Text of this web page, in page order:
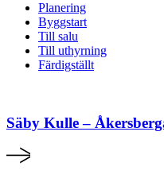
Planering
Byggstart
Till salu
Till uthyrning
Färdigställt
Säby Kulle –